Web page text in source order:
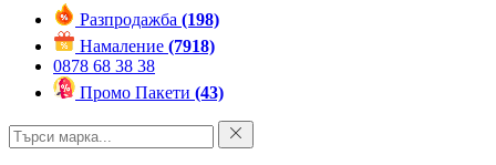
Разпродажба (198)
Намаление (7918)
0878 68 38 38
Промо Пакети (43)